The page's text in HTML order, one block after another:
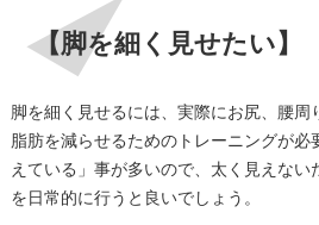
【脚を細く見せたい】
脚を細く見せるには、実際にお尻、腰周
脂肪を減らせるためのトレーニングが必
えている」事が多いので、太く見えない
を日常的に行うと良いでしょう。